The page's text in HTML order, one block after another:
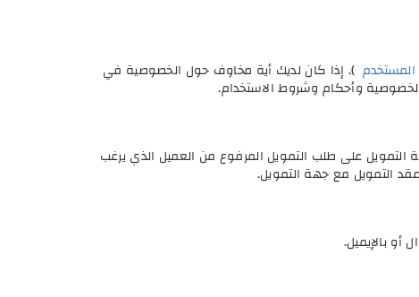
المستخدم ). إذا كان لديك أية مخاوف حول الخصوصية في
وأحكام وشروط الاستخدام.
على طلب التمويل المرفوع من العميل الذي يرغب
التمويل مع جهة التمويل.
بالإيميل.